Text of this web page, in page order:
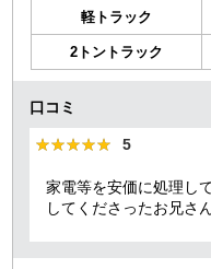
軽トラック
2トントラック
口コミ
★★★★★
★★★★★ 5
家電等を安価に処理し
してくださったお兄さ